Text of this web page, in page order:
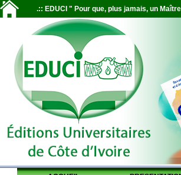
.:: EDUCI " Pour que, plus jamais, un